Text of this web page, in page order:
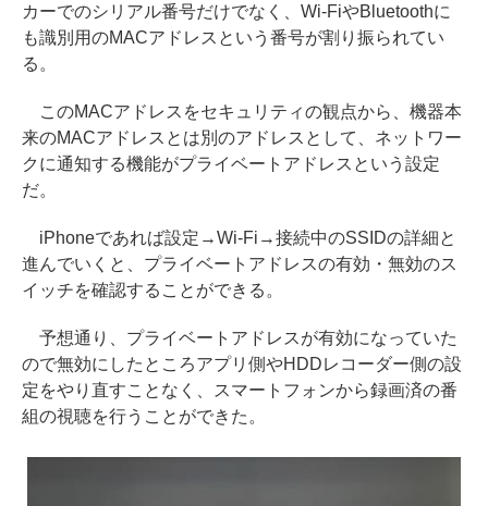
カーでのシリアル番号だけでなく、Wi-FiやBluetoothに
も識別用のMACアドレスという番号が割り振られてい
る。
このMACアドレスをセキュリティの観点から、機器本
来のMACアドレスとは別のアドレスとして、ネットワー
クに通知する機能がプライベートアドレスという設定
だ。
iPhoneであれば設定→Wi-Fi→接続中のSSIDの詳細と
進んでいくと、プライベートアドレスの有効・無効のス
イッチを確認することができる。
予想通り、プライベートアドレスが有効になっていた
ので無効にしたところアプリ側やHDDレコーダー側の設
定をやり直すことなく、スマートフォンから録画済の番
組の視聴を行うことができた。